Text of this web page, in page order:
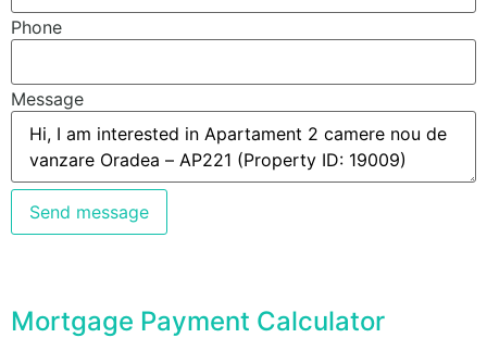
Phone
Message
Send message
Mortgage Payment Calculator